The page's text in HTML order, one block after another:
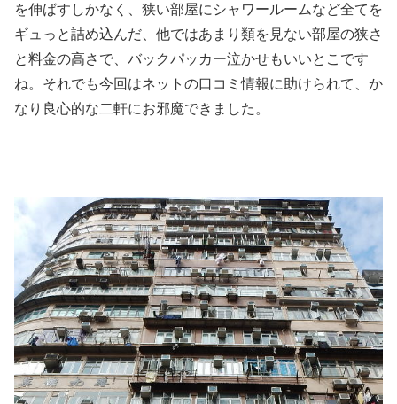
を伸ばすしかなく、狭い部屋にシャワールームなど全てを
ギュっと詰め込んだ、他ではあまり類を見ない部屋の狭さ
と料金の高さで、バックパッカー泣かせもいいとこです
ね。それでも今回はネットの口コミ情報に助けられて、か
なり良心的な二軒にお邪魔できました。